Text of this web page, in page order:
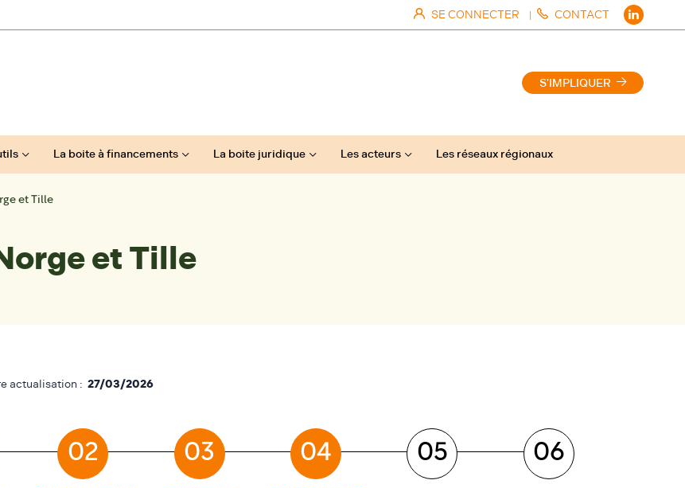
SE CONNECTER | CONTACT
S'IMPLIQUER
La boite à financements La boite juridique Les acteurs Les réseaux régionaux
et Tille
et Tille
actualisation : 27/03/2026
02 03 04 05 06